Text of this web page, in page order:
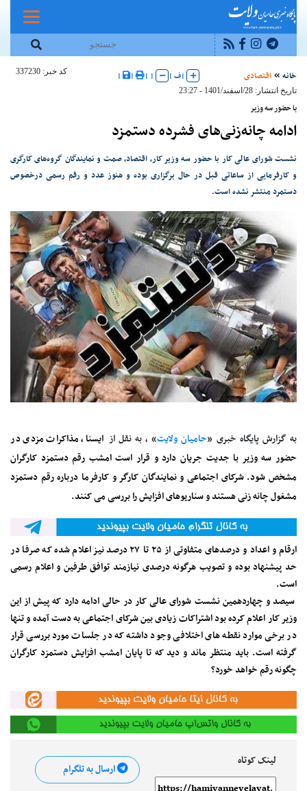
خانه اقتصادی |ف |
|
|
|
|
کد خبر: 337230
تاریخ انتشار: 28/اسفند/1401 - 23:27
با حضور سه وزیر
ادامه چانه‌زنی‌های فشرده دستمزد
نشست شورای عالی کار با حضور سه وزیر کار، اقتصاد، صمت و نمایندگان گروه‌های کارگری
و کارفرمایی از ساعاتی قبل در حال برگزاری بوده و هنوز عدد و رقم رسمی درخصوص
دستمرد منتشر نشده است.
به گزارش پایگاه خبری «حامیان ولایت» ، به نقل از ایسنا، مذاکرات مزدی در
حضور سه وزیر با جدیت جریان دارد و قرار است امشب رقم دستمزد کارگران
مشخص شود. شرکای اجتماعی و نمایندگان کارگر و کارفرما درباره رقم دستمزد
مشغول چانه زنی هستند و سناریوهای افزایش را بررسی می کنند.
ارقام و اعداد و درصدهای متفاوتی از ۲۵ تا ۲۷ درصد نیز اعلام شده که صرفا در
حد پیشنهاد بوده و تصویب هرگونه درصدی نیازمند توافق طرفین و اعلام رسمی
است.
سیصد و چهاردهمین نشست شورای عالی کار در حالی ادامه دارد که پیش از این
وزیر کار اعلام کرده بود اشتراکات زیادی بین شرکای اجتماعی به دست آمده و تنها
در برخی موارد نقطه های اختلافی وجود داشته که در جلسات مورد بررسی قرار
گرفته است. باید منتظر ماند و دید که تا پایان امشب افزایش دستمزد کارگران
چگونه رقم خواهد خورد؟
لینک کوتاه
ارسال به تلگرام